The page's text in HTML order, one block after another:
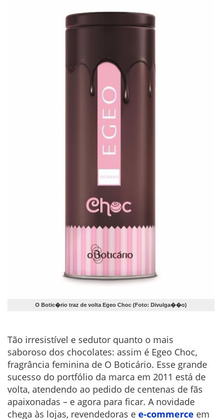
O Botic�rio traz de volta Egeo Choc (Foto: Divulga��o)
Tão irresistível e sedutor quanto o mais
saboroso dos chocolates: assim é Egeo Choc,
fragrância feminina de O Boticário. Esse grande
sucesso do portfólio da marca em 2011 está de
volta, atendendo ao pedido de centenas de fãs
apaixonadas – e agora para ficar. A novidade
chega às lojas, revendedoras e e-commerce em